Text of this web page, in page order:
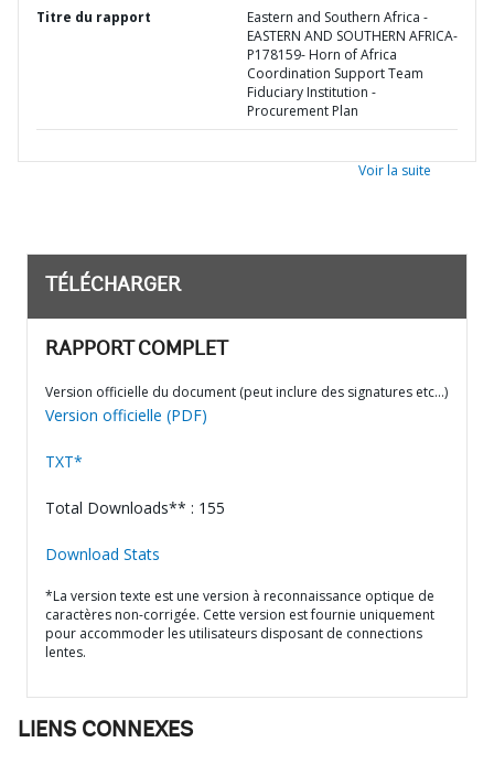
Titre du rapport
Eastern and Southern Africa -
EASTERN AND SOUTHERN AFRICA-
P178159- Horn of Africa
Coordination Support Team
Fiduciary Institution -
Procurement Plan
Voir la suite
TÉLÉCHARGER
RAPPORT COMPLET
Version officielle du document (peut inclure des signatures etc…)
Version officielle (PDF)
TXT*
Total Downloads** : 155
Download Stats
*La version texte est une version à reconnaissance optique de
caractères non-corrigée. Cette version est fournie uniquement
pour accommoder les utilisateurs disposant de connections
lentes.
LIENS CONNEXES